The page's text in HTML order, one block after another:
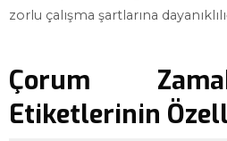
zorlu çalışma şartlarına
Çorum
Etiketlerinin